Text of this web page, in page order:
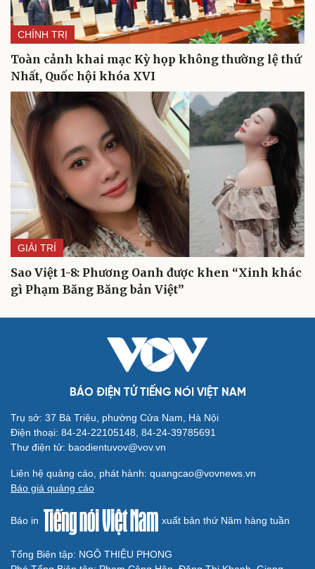
CHÍNH TRỊ
Toàn cảnh khai mạc Kỳ họp không thường lệ thứ
Nhất, Quốc hội khóa XVI
GIẢI TRÍ
Sao Việt 1-8: Phương Oanh được khen “Xinh khác
gì Phạm Băng Băng bản Việt”
BÁO ĐIỆN TỬ TIẾNG NÓI VIỆT NAM
Trụ sở: 37 Bà Triệu, phường Cửa Nam, Hà Nội
Điện thoại: 84-24-22105148, 84-24-39785691
Thư điện tử: baodientuvov@vov.vn
Liên hệ quảng cáo, phát hành: quangcao@vovnews.vn
Báo giá quảng cáo
Báo in xuất bản thứ Năm hàng tuần
Tổng Biên tập: NGÔ THIỆU PHONG